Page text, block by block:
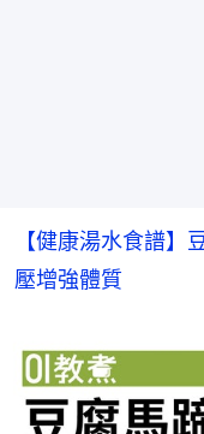
【健康湯水食譜】
壓增強體質